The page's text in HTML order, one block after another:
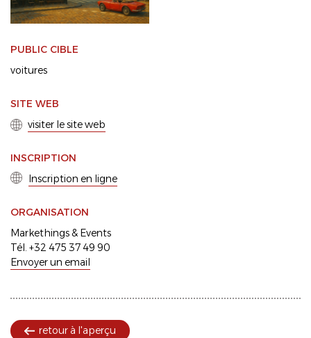
PUBLIC CIBLE
voitures
SITE WEB
visiter le site web
INSCRIPTION
Inscription en ligne
ORGANISATION
Markethings & Events
Tél. +32 475 37 49 90
Envoyer un email
retour à l'aperçu